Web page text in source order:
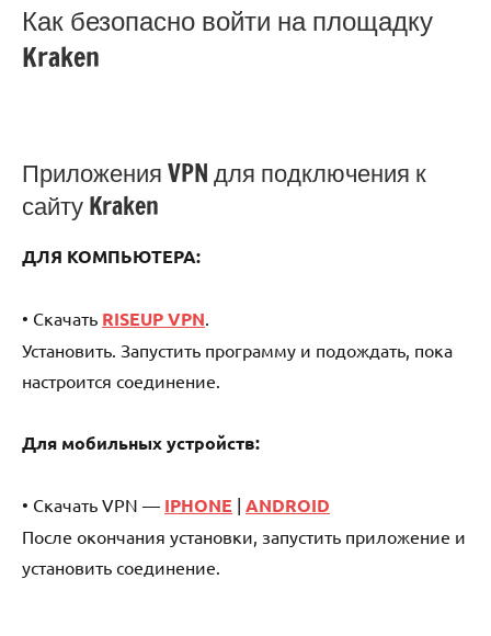
Как безопасно войти на площадку
Kraken
Приложения VPN для подключения к
сайту Kraken
ДЛЯ КОМПЬЮТЕРА:
• Скачать RISEUP VPN.
Установить. Запустить программу и подождать, пока
настроится соединение.
Для мобильных устройств:
• Скачать VPN — IPHONE | ANDROID
После окончания установки, запустить приложение и
установить соединение.